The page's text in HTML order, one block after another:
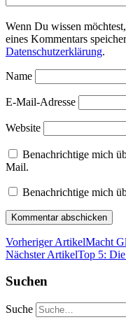
Wenn Du wissen
eines Kommentars
Datenschutzerklärung.
Name
E-Mail-Adresse
Website
Benachrichtige mich
Mail.
Benachrichtige mich
Vorheriger ArtikelMacht
Nächster ArtikelTop 5:
Suchen
Suche